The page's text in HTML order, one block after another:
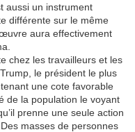
aussi un instrument
différente sur le même
aura effectivement
chez les travailleurs et les
le président le plus
une cote favorable
de la population le voyant
prenne une seule action
masses de personnes